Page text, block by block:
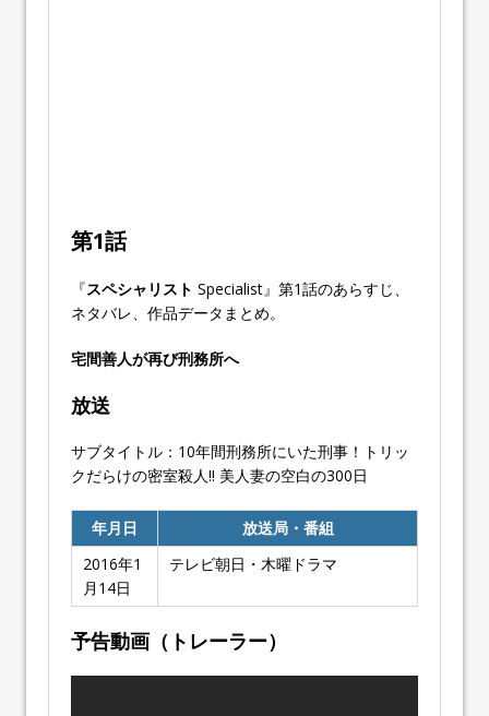
第1話
『スペシャリスト Specialist』第1話のあらすじ、
ネタバレ、作品データまとめ。
宅間善人が再び刑務所へ
放送
サブタイトル：10年間刑務所にいた刑事！トリッ
クだらけの密室殺人!! 美人妻の空白の300日
年月日
放送局・番組
2016年1
月14日
テレビ朝日・木曜ドラマ
予告動画（トレーラー）